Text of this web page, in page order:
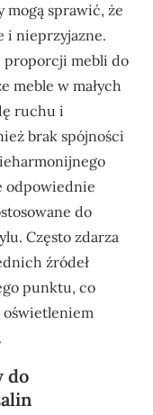
mogą sprawić, że
i nieprzyjazne.
proporcji mebli do
meble w małych
ruchu i
brak spójności
odpowiednie
do
Często zdarza
źródeł
punktu, co
oświetleniem
do